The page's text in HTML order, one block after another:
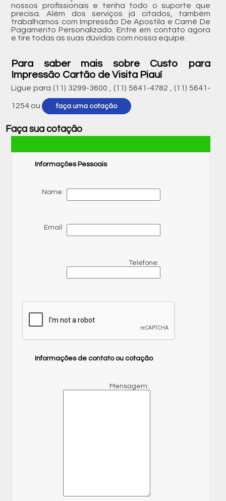
nossos profissionais e tenha todo o suporte que
precisa. Além dos serviços já citados, também
trabalhamos com Impressão De Apostila e Carnê De
Pagamento Personalizado. Entre em contato agora
e tire todas as suas dúvidas com nossa equipe.
Para saber mais sobre Custo para
Impressão Cartão de Visita Piauí
Ligue para (11) 3299-3600 ,(11) 5641-4782 ,(11) 5641-
1254 ou faça uma cotação
Faça sua cotação
Informações Pessoais
Nome:
Email:
Telefone:
Informações de contato ou cotação
Mensagem: